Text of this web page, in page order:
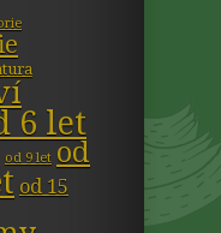
6 let
od 9 let od
od 15